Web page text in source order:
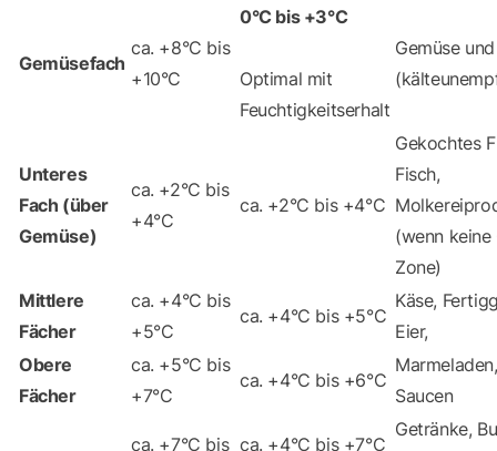
Gemüsefach
ca. +8°C bis
+10°C
0°C bis +3°C
Optimal mit
Feuchtigkeitserhalt
Gemüse
Unteres
Fach (über
Gemüse)
ca. +2°C bis
+4°C
ca. +2°C bis +4°C
Gekochtes
Fisch,
(wenn keine
Zone)
Mittlere
Fächer
ca. +4°C bis
+5°C
ca. +4°C bis +5°C
Käse,
Eier,
Obere
Fächer
ca. +5°C bis
+7°C
ca. +4°C bis +6°C
Marmeladen,
Saucen
ca. +7°C bis ca. +4°C bis +7°C
Getränke,